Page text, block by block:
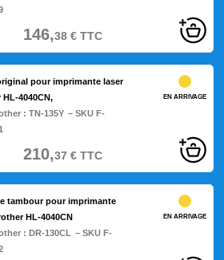
146,38€TTC
pour imprimante laser
4040CN,
:TN-135Y – SKU F-
EN ARRIVAGE
210,37 €TTC
tambour pour imprimante
HL-4040CN
:DR-130CL – SKU F-
EN ARRIVAGE